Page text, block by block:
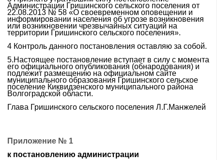
Администрации Гришинского сельского поселения от
22.08.2013 № 58 «О своевременном оповещении и
информировании населения об угрозе возникновения
или возникновении чрезвычайных ситуаций на
территории Гришинского сельского поселения».
4 Контроль данного постановления оставляю за собой.
5.Настоящее постановление вступает в силу с момента
его официального опубликования (обнародования) и
подлежит размещению на официальном сайте
муниципального образования Гришинского сельское
поселение Киквидзенского муниципального района
Волгоградской области.
Глава Гришинского сельского поселения Л.Г.Манжелей
Приложение № 1
к постановлению администрации